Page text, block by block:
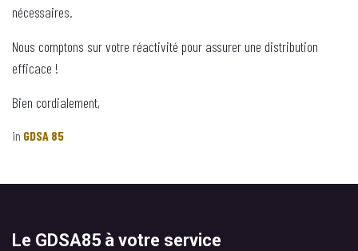
nécessaires.
Nous comptons sur votre réactivité pour assurer une distribution
efficace !
Bien cordialement,
in GDSA 85
Le GDSA85 à votre service